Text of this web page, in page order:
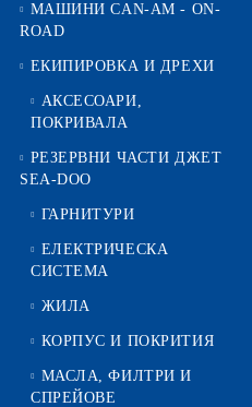
МАШИНИ CAN-AM - ON-
ROAD
ЕКИПИРОВКА И ДРЕХИ
АКСЕСОАРИ,
ПОКРИВАЛА
РЕЗЕРВНИ ЧАСТИ ДЖЕТ
SEA-DOO
ГАРНИТУРИ
ЕЛЕКТРИЧЕСКА
СИСТЕМА
ЖИЛА
КОРПУС И ПОКРИТИЯ
МАСЛА, ФИЛТРИ И
СПРЕЙОВЕ